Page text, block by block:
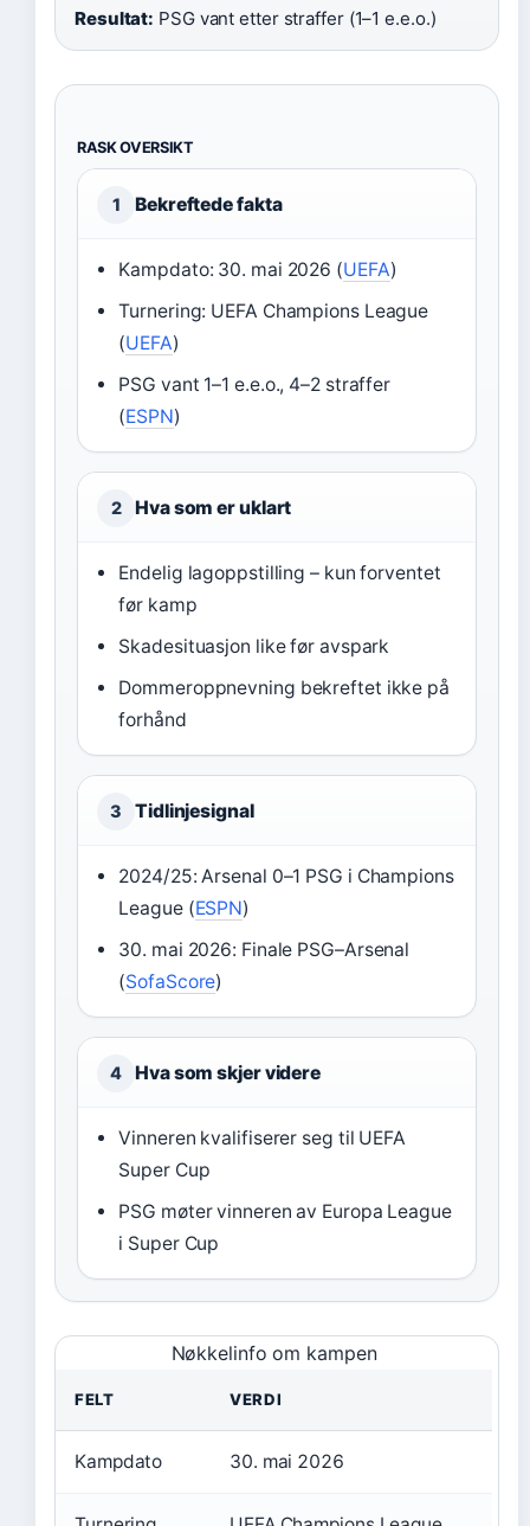
Resultat: PSG vant etter straffer (1–1 e.e.o.)
RASK OVERSIKT
1 Bekreftede fakta
Kampdato: 30. mai 2026 (UEFA)
Turnering: UEFA Champions League
(UEFA)
PSG vant 1–1 e.e.o., 4–2 straffer
(ESPN)
2 Hva som er uklart
Endelig lagoppstilling – kun forventet
før kamp
Skadesituasjon like før avspark
Dommeroppnevning bekreftet ikke på
forhånd
3 Tidlinjesignal
2024/25: Arsenal 0–1 PSG i Champions
League (ESPN)
30. mai 2026: Finale PSG–Arsenal
(SofaScore)
4 Hva som skjer videre
Vinneren kvalifiserer seg til UEFA
Super Cup
PSG møter vinneren av Europa League
i Super Cup
Nøkkelinfo om kampen
FELT VERDI
Kampdato 30. mai 2026